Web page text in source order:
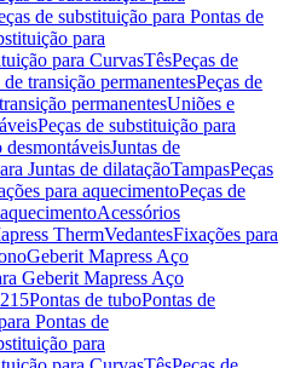
de substituição para Pontas de
para
para CurvasTêsPeças de
transição permanentesPeças de
permanentesUniões e
Peças de substituição para
desmontáveisJuntas de
Juntas de dilataçãoTampasPeças
para aquecimentoPeças de
Acessórios
ThermVedantesFixações para
Geberit Mapress Aço
Geberit Mapress Aço
Pontas de tuboPontas de
Pontas de
para